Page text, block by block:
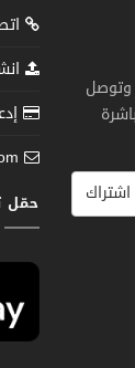
وتوصل
اشتراك
حمّل